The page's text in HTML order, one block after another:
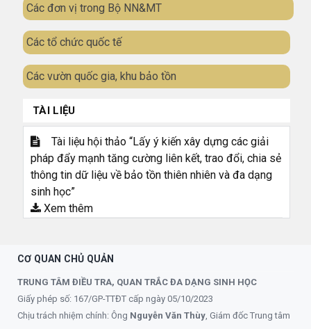
Các đơn vị trong Bộ NN&MT
Các tổ chức quốc tế
Các vườn quốc gia, khu bảo tồn
TÀI LIỆU
Tài liệu hội thảo “Lấy ý kiến xây dựng các giải
pháp đẩy mạnh tăng cường liên kết, trao đổi, chia sẻ
thông tin dữ liệu về bảo tồn thiên nhiên và đa dạng
sinh học”
Xem thêm
CƠ QUAN CHỦ QUẢN
TRUNG TÂM ĐIỀU TRA, QUAN TRẮC ĐA DẠNG SINH HỌC
Giấy phép số: 167/GP-TTĐT cấp ngày 05/10/2023
Chịu trách nhiệm chính: Ông Nguyễn Văn Thùy , Giám đốc Trung tâm